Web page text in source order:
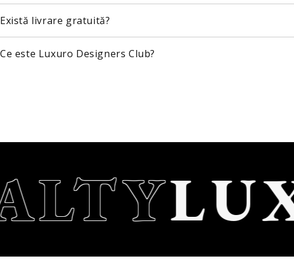
Există livrare gratuită?
Ce este Luxuro Designers Club?